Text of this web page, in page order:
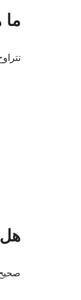
ما
تتراوح
هل